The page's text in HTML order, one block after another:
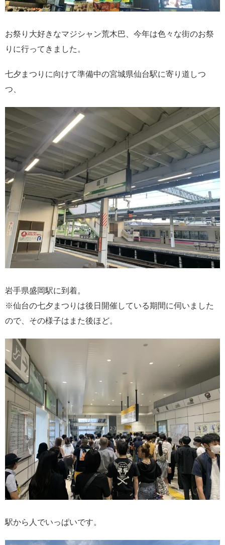
お祭り大好きなマジシャン荒木巴、今年は色々な街のお祭
りに行ってきました。
七夕まつりに向けて準備中の宮城県仙台駅に寄り道しつ
つ、
岩手県盛岡駅に到着。
※仙台の七夕まつりは後日開催している期間に伺いました
ので、その様子はまた後ほど。
駅から人でいっぱいです。